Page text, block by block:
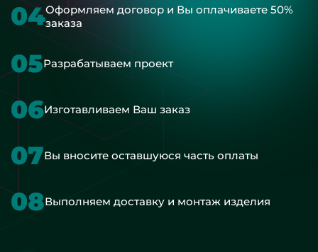
04Оформляем договор и Вы оплачиваете 50%
заказа
05Разрабатываем проект
06Изготавливаем Ваш заказ
07Вы вносите оставшуюся часть оплаты
08Выполняем доставку и монтаж изделия